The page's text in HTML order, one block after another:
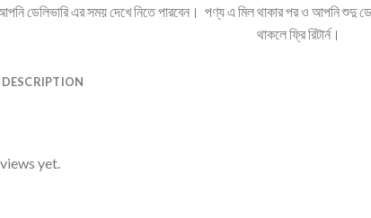
ডেলিভারি এর সময় দেখে নিতে পারবেন। পণ্য এ মিল থাকার পর ও আপনি শুদু
থাকলে ফ্রি রিটার্ন।
DESCRIPTION
yet.